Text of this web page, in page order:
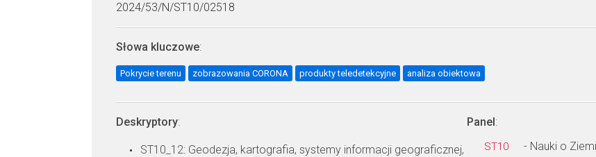
2024/53/N/ST10/02518
Słowa kluczowe:
Pokrycie terenu zobrazowania CORONA produkty teledetekcyjne analiza obiektowa
Deskryptory:
ST10_12: Geodezja, kartografia, systemy informacji geograficznej,
Panel:
ST10
- Nauki o